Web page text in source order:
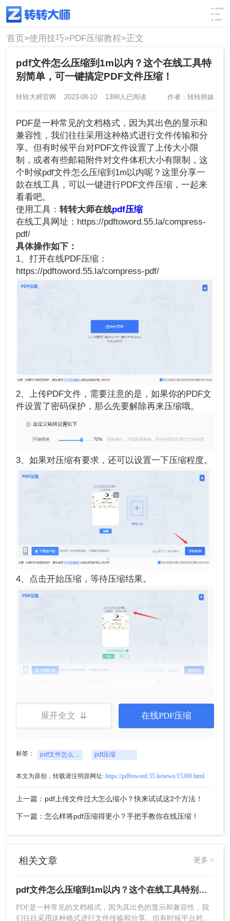
使用技巧 筛选
首页>使用技巧>PDF压缩教程>正文
pdf文件怎么压缩到1m以内？这个在线工具特
别简单，可一键搞定PDF文件压缩！
转转大师官网 2023-08-10 1398人已阅读 作者：转转师妹
PDF是一种常见的文档格式，因为其出色的显示和
兼容性，我们往往采用这种格式进行文件传输和分
享。但有时候平台对PDF文件设置了上传大小限
制，或者有些邮箱附件对文件体积大小有限制，这
个时候pdf文件怎么压缩到1m以内呢？这里分享一
款在线工具，可以一键进行PDF文件压缩，一起来
看看吧。
使用工具：转转大师在线pdf压缩
在线工具网址：https://pdftoword.55.la/compress-
pdf/
具体操作如下：
1、打开在线PDF压缩：
https://pdftoword.55.la/compress-pdf/
2、上传PDF文件，需要注意的是，如果你的PDF文
件设置了密码保护，那么先要解除再来压缩哦。
3、如果对压缩有要求，还可以设置一下压缩程度。
4、点击开始压缩，等待压缩结果。
小了很多呢，点击下载文件就可以了。
展开全文 ⇊ 在线PDF压缩
标签： pdf文件怎么压缩到1m以内 pdf压缩
本文为原创，转载请注明原网址: https://pdftoword.55.la/news/15369.html
上一篇：pdf上传文件过大怎么缩小？快来试试这2个方法！
下一篇：怎么样将pdf压缩得更小？手把手教你在线压缩！
相关文章 更多 >
pdf文件怎么压缩到1m以内？这个在线工具特别简单，可一键搞定PDF文件压缩！
PDF是一种常见的文档格式，因为其出色的显示和兼容性，我
们往往采用这种格式进行文件传输和分享。但有时候平台对